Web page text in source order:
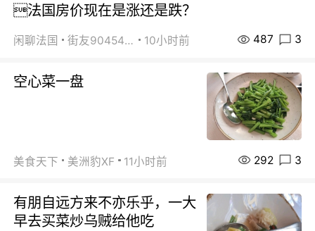
法国房价现在是涨还是跌？
闲聊法国 街友90454511 10小时前 487 3
空心菜一盘
美食天下 美洲豹XF 11小时前 292 3
有朋自远方来不亦乐乎，一大
早去买菜炒乌贼给他吃